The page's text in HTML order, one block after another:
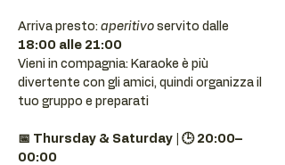
Arriva presto: aperitivo servito dalle
18:00 alle 21:00
Vieni in compagnia: Karaoke è più
divertente con gli amici, quindi organizza il
tuo gruppo e preparati
📅 Thursday & Saturday | 🕒 20:00–
00:00